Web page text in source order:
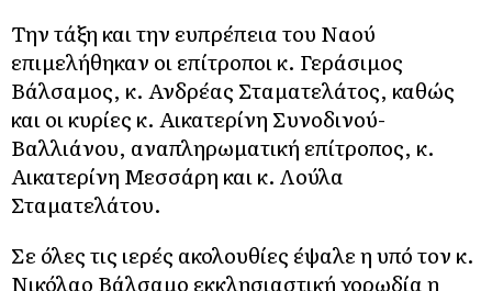
Την τάξη και την ευπρέπεια του Ναού
επιμελήθηκαν οι επίτροποι κ. Γεράσιμος
Βάλσαμος, κ. Ανδρέας Σταματελάτος, καθώς
και οι κυρίες κ. Αικατερίνη Συνοδινού-
Βαλλιάνου, αναπληρωματική επίτροπος, κ.
Αικατερίνη Μεσσάρη και κ. Λούλα
Σταματελάτου.
Σε όλες τις ιερές ακολουθίες έψαλε η υπό τον κ.
Νικόλαο Βάλσαμο εκκλησιαστική χορωδία η